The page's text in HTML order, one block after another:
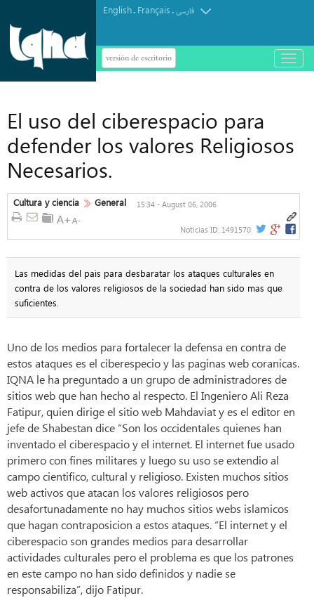
English. Français.فارسی
versión de escritorio
باز
و
El uso del ciberespacio para
defender los valores Religiosos
Necesarios.
Cultura y ciencia General 15:34 - August 06, 2006
Noticias ID: 1491570
Las medidas del pais para desbaratar los ataques culturales en
contra de los valores religiosos de la sociedad han sido mas que
suficientes.
Uno de los medios para fortalecer la defensa en contra de
estos ataques es el ciberespecio y las paginas web coranicas.
IQNA le ha preguntado a un grupo de administradores de
sitios web que han hecho al respecto. El Ingeniero Ali Reza
Fatipur, quien dirige el sitio web Mahdaviat y es el editor en
jefe de Shabestan dice “Son los occidentales quienes han
inventado el ciberespacio y el internet. El internet fue usado
primero con fines militares y luego su uso se extendio al
campo cientifico, cultural y religioso. Existen muchos sitios
web activos que atacan los valores religiosos pero
desafortunadamente no hay muchos sitios webs islamicos
que hagan contraposicion a estos ataques. “El internet y el
ciberespacio son grandes medios para desarrollar
actividades culturales pero el problema es que los patrones
en este campo no han sido definidos y nadie se
responsabiliza”, dijo Fatipur.